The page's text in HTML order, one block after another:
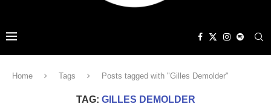
Home Tags Posts tagged with "Gilles Demolder"
TAG: GILLES DEMOLDER